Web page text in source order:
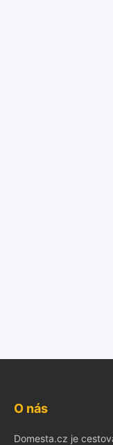
O nás
Domesta.cz je